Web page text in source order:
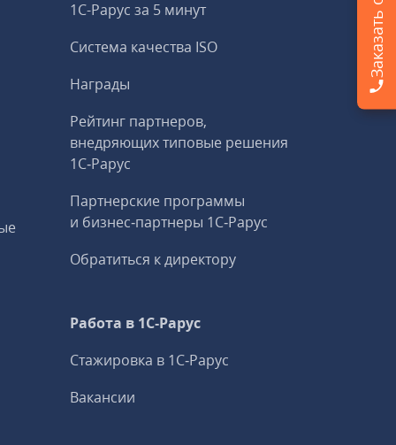
1С-Рарус за 5 минут
Система качества ISO
Награды
Рейтинг партнеров,
внедряющих типовые решения
1С‑Рарус
Партнерские программы
и бизнес‑партнеры 1С‑Рарус
Обратиться к директору
Работа в 1С‑Рарус
Стажировка в 1С‑Рарус
Вакансии